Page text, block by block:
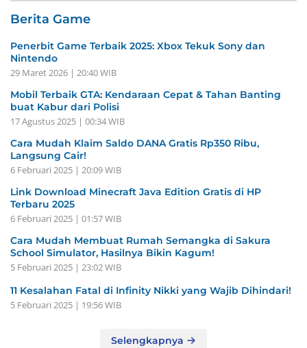
Berita Game
Penerbit Game Terbaik 2025: Xbox Tekuk Sony dan
Nintendo
29 Maret 2026 | 20:40 WIB
Mobil Terbaik GTA: Kendaraan Cepat & Tahan Banting
buat Kabur dari Polisi
17 Agustus 2025 | 00:34 WIB
Cara Mudah Klaim Saldo DANA Gratis Rp350 Ribu,
Langsung Cair!
6 Februari 2025 | 20:09 WIB
Link Download Minecraft Java Edition Gratis di HP
Terbaru 2025
6 Februari 2025 | 01:57 WIB
Cara Mudah Membuat Rumah Semangka di Sakura
School Simulator, Hasilnya Bikin Kagum!
5 Februari 2025 | 23:02 WIB
11 Kesalahan Fatal di Infinity Nikki yang Wajib Dihindari!
5 Februari 2025 | 19:56 WIB
Selengkapnya